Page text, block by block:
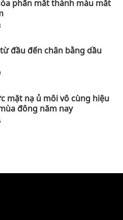
phấn mắt thành màu mắt
đầu đến chân bằng dầu
mặt nạ ủ môi vô cùng hiệu
đông năm nay